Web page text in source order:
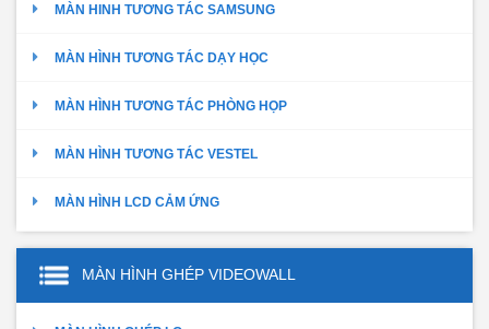
MÀN HINH TƯƠNG TÁC SAMSUNG
MÀN HÌNH TƯƠNG TÁC DẠY HỌC
MÀN HÌNH TƯƠNG TÁC PHÒNG HỌP
MÀN HÌNH TƯƠNG TÁC VESTEL
MÀN HÌNH LCD CẢM ỨNG
MÀN HÌNH GHÉP VIDEOWALL